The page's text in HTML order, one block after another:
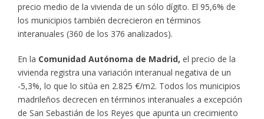
precio medio de la vivienda de un sólo dígito. El 95,6% de
los municipios también decrecieron en términos
interanuales (360 de los 376 analizados).
En la Comunidad Autónoma de Madrid, el precio de la
vivienda registra una variación interanual negativa de un
-5,3%, lo que lo sitúa en 2.825 €/m2. Todos los municipios
madrileños decrecen en términos interanuales a excepción
de San Sebastián de los Reyes que apunta un crecimiento